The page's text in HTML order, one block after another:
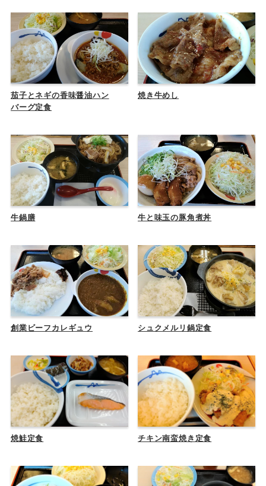
茄子とネギの香味醤油ハン
バーグ定食
焼き牛めし
牛鍋膳 牛と味玉の豚角煮丼
創業ビーフカレギュウ シュクメルリ鍋定食
焼鮭定食 チキン南蛮焼き定食